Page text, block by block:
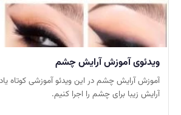
ویدئوی آموزش آرایش چشم
آموزش آرایش چشم در این ویدئو آموزشی کوتاه
آرایش زیبا برای چشم را اجرا کنیم.